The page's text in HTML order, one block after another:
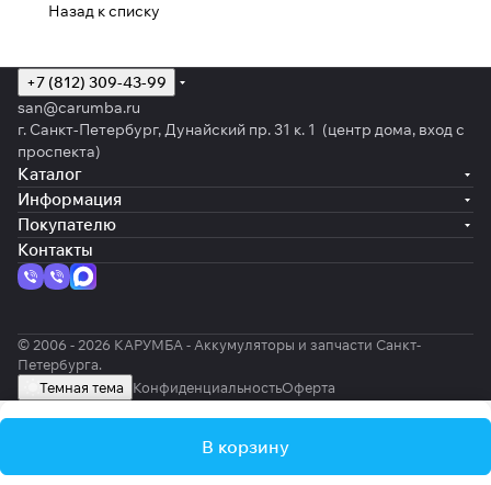
Назад к списку
В корзину
+7 (812) 309-43-99
san@carumba.ru
г. Санкт-Петербург, Дунайский пр. 31 к. 1 (центр дома, вход с
проспекта)
Каталог
Информация
Покупателю
Контакты
© 2006 - 2026 КАРУМБА - Аккумуляторы и запчасти Санкт-
Петербурга.
Темная тема КонфиденциальностьОферта